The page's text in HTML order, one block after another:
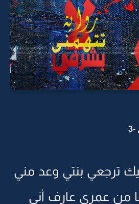
3
ترجعي بنتي وعد مني
من عمري عارف أني